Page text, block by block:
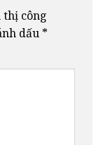
thị công
dấu *